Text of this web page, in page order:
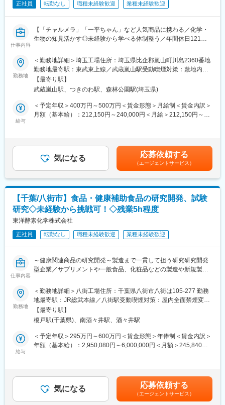
の高さがあります。
囲にわたるため、手触り感を持ってプロジェクトリードいただけ
ます。
変更の範囲：会社の定める業務
工場へ展開されることも珍しくありません。
工場は全部で17工場ありますので、自分の行った改善が全国に広
■キャリアパスに応じた能力開発／教育について：毎年上司との面
ナンス課・品質管理課・管理課）や本社部門への異動の可能性も
あります。新製品の商業生産化に関わる機会も多くあり、自身が
関わった製品が店頭で販売されているところを目の当たりに出来
る充実感があります。
■中途入社者が男女問わず活躍：メンバーの前職は医薬品や半導
体、食品工場や自動車メーカー出身者など様々です。中途も新卒
く、オープンな評価制度や風通しの良さも魅力。それぞれの個性
を活かして能力を発揮出来る様、本人の希望も踏まえてキャリア
を形成していきます。
変更の範囲：会社の定める業務
正社員 転勤なし 職種未経験歓迎 業種未経験歓迎
仕事内容
【「チャルメラ」「一平ちゃん」など人気商品に携わる／化学・
生物の知見活かす◎未経験から学べる体制整う／年間休日121日
■業務概要：
当社は日清食品のグループ企業です。お任せするのは、明星チャ
ルメラ、一平ちゃん等、皆に愛されているインスタントラーメン
製造工場内での仕事です。
当社の品質管理部門では、製品の「安全性・安心」を守るため、
分析業務、製造現場とのコミュニケーションを両軸で担当しま
す。未経験からでも学べる体制が整っているため、品質管理職へ
■業務詳細：
製品の安心安全のため、「分析業務」を中心に品質管理に関わる
様々な業務を行います。（以下一例）
・職場改善提案
化学・生物系の知識を活かせるほか、文系出身でも研修があるた
■製造現場とのコミュニケーション業務
がら品質を支えます。
・製造現場の状況確認
・新製品情報の共有
・衛生指導（入場手順、清掃）
・現場巡視・改善提案
・必要に応じた検査や状況チェック
■クレーム対応・改善活動（予防が中心）
クレーム発生時は原因推測と再発防止策を検討します。後工程に
データを活かして先回りで改善を進める、やりがいのある業務で
す。
勤務地
＜勤務地詳細＞埼玉工場住所：埼玉県比企郡嵐山町川島2360番地
勤務地最寄駅：東武東上線／武蔵嵐山駅受動喫煙対策：敷地内全
面禁煙変更の範囲：会社の定める事業所
【最寄り駅】
武蔵嵐山駅、つきのわ駅、森林公園駅(埼玉県)
給与
＜予定年収＞400万円～500万円＜賃金形態＞月給制＜賃金内訳＞
月額（基本給）：212,150円～240,000円＜月給＞212,150円～
想定賃金はあくまでも目安の金額であり、選考を通じて上下する
可能性があります。月給(月額)は固定手当を含めた表記です。
気になる 応募依頼する
（エージェントサービス）
【千葉/八街市】食品・健康補助食品の研究開発、試験
研究◇未経験から挑戦可！◇残業5h程度
東洋酵素化学株式会社
正社員 転勤なし 職種未経験歓迎 業種未経験歓迎
仕事内容
～健康関連商品の研究開発～製造まで一貫して担う研究研究開発
型企業／サプリメントや一般食品、化粧品などの製造や新規製品
中～
■職務概要：食品・健康補助食品の製品開発、試作研究、健康素材
の研究開発、成分分析、品質試験研究を行います。
＼あなたが設計した製品が、自身が創出した製品が、家族の喜び
や、地域の活力、社会の元気に繋がるように、そんな思いと情熱
を持って一緒に取り組んでいけるあなたを待っています／
・品質試験（微生物試験、規格項目適合試験）
・商品試作研究などの業務
勤務地
＜勤務地詳細＞八街工場住所：千葉県八街市八街は105-277 勤務
地最寄駅：JR総武本線／八街駅受動喫煙対策：屋内全面禁煙変更
の範囲：会社の定める事業所
【最寄り駅】
榎戸駅(千葉県)、南酒々井駅、酒々井駅
給与
＜予定年収＞295万円～600万円＜賃金形態＞年俸制＜賃金内訳＞
年額（基本給）：2,950,080円～6,000,000円＜月額＞245,840円
くまでも目安の金額であり、選考を通じて上下する可能性があり
ます。月給(月額)は固定手当を含めた表記です。
気になる 応募依頼する
（エージェントサービス）